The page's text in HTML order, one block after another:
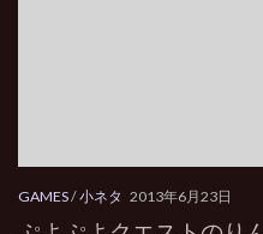
GAMES/小ネタ 2013年6月23日